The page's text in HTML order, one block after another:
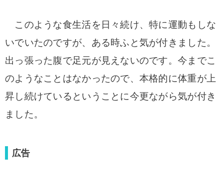
このような食生活を日々続け、特に運動もしな
いでいたのですが、ある時ふと気が付きました。
出っ張った腹で足元が見えないのです。今までこ
のようなことはなかったので、本格的に体重が上
昇し続けているということに今更ながら気が付き
ました。
広告